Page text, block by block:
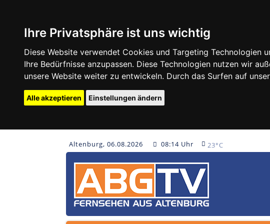
Ihre Privatsphäre ist uns wichtig
Diese Website verwendet Cookies und Targeting Technologien
Ihre Bedürfnisse anzupassen. Diese Technologien nutzen wir
unsere Website weiter zu entwickeln. Durch das Surfen auf
Alle akzeptieren Einstellungen ändern
Altenburg, 06.08.2026 08:14 Uhr 23°C